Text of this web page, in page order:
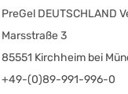
PreGel DEUTSCHLAND
Marsstraße 3
85551 Kirchheim bei
+49-(0)89-991-996-0